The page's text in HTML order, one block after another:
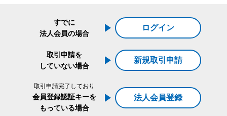
すでに
法人会員の場合
ログイン
取引申請を
していない場合
新規取引申請
取引申請完了しており
会員登録認証キーを
もっている場合
法人会員登録